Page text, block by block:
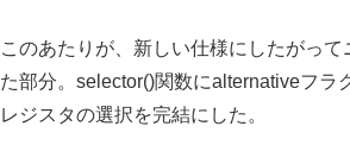
このあたりが、新しい仕様にしたがって
た部分。selector()関数にalternativeフラ
レジスタの選択を完結にした。